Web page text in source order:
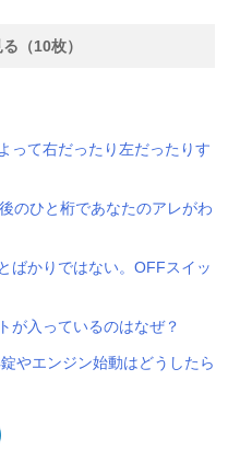
（10枚）
って右だったり左だったりす
のひと桁であなたのアレがわ
ばかりではない。OFFスイッ
が入っているのはなぜ？
やエンジン始動はどうしたら